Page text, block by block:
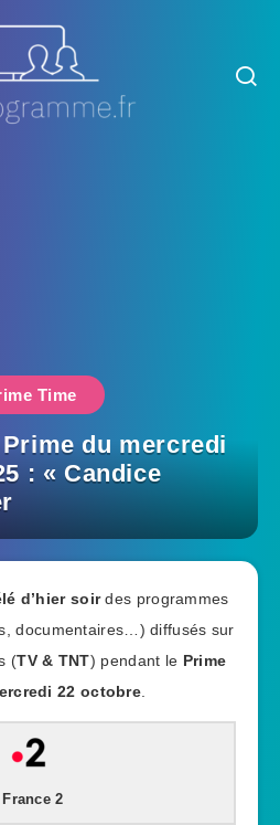
Time
du mercredi
: « Candice
d’hier soirdes programmes
documentaires…) diffusés sur
(TV & TNT) pendant le Prime
22 octobre
France 2